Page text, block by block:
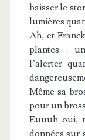
baisser le
lumières
Ah, et
plantes :
l’alerter
Même sa
pour un
Euuuh oui,
données sur